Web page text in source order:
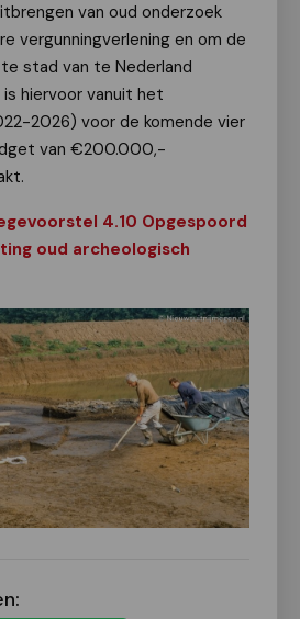
van oud onderzoek
vergunningverlening en om de
stad van te Nederland
hiervoor vanuit het
2026) voor de komende vier
van €200.000,-
4.10 Opgespoord
oud archeologisch